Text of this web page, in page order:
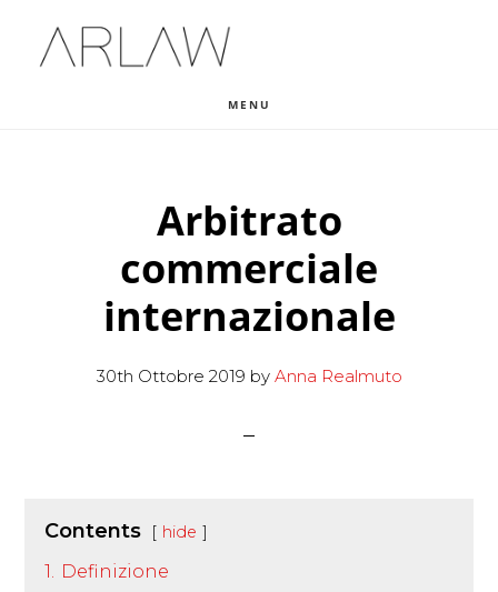
MENU
Arbitrato
commerciale
internazionale
30th Ottobre 2019 by Anna Realmuto
Contents hide
1. Definizione